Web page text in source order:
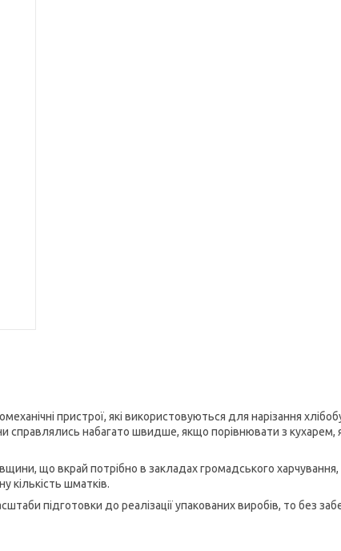
пристрої, які використовуються для нарізання
справлялись набагато швидше, якщо порівнювати з кухарем,
що вкрай потрібно в закладах громадського харчування,
кількість шматків.
підготовки до реалізації упакованих виробів, то без